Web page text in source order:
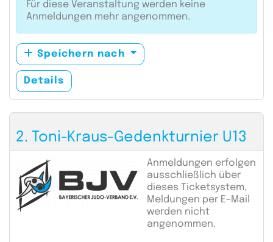
Für diese Veranstaltung werden keine
Anmeldungen mehr angenommen.
Speichern nach
Details
2. Toni-Kraus-Gedenkturnier U13
Anmeldungen erfolgen
ausschließlich über
dieses Ticketsystem,
Meldungen per E-Mail
werden nicht
angenommen.